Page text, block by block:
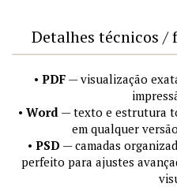
Detalhes técnicos /
• PDF— visualização
• Word — texto e estrutura
em qualquer
• PSD — camadas
perfeito para ajustes